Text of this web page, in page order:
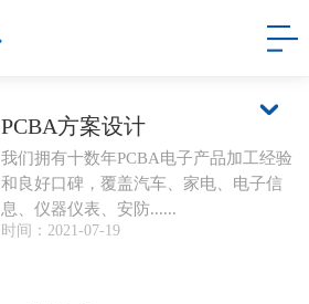
PCBA方案设计
我们拥有十数年PCBA电子产品加工经验
和良好口碑，覆盖汽车、家电、电子信
息、仪器仪表、安防......
时间：2021-07-19